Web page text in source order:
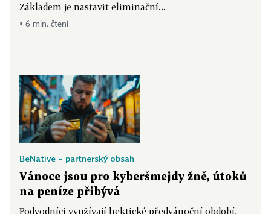
Základem je nastavit eliminační...
▪ 6 min. čtení
BeNative – partnerský obsah
Vánoce jsou pro kyberšmejdy žně, útoků
na peníze přibývá
Podvodníci využívají hektické předvánoční období,